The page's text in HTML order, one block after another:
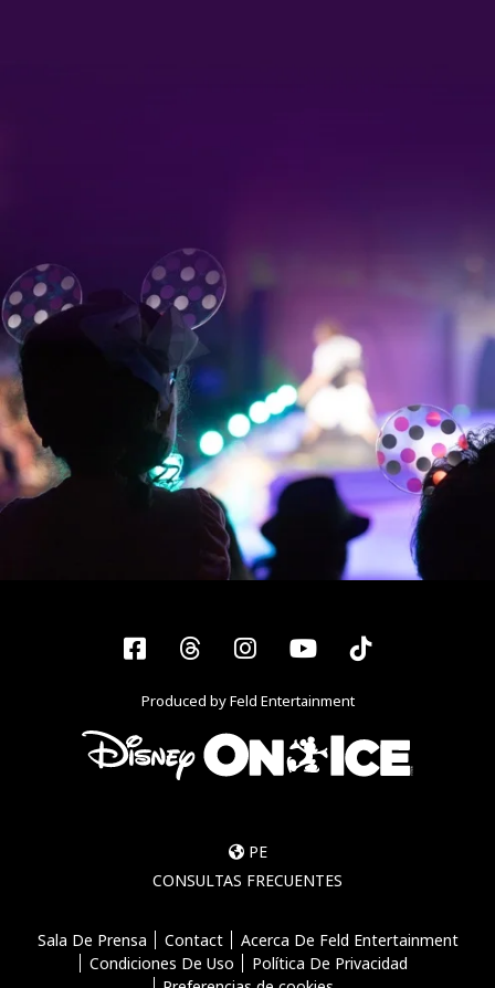
Facebook
ThreadsInstagram
YouTubeTiktok
Produced by Feld Entertainment
PE
CONSULTAS FRECUENTES
Sala De Prensa Contact
Acerca De Feld Entertainment
Condiciones De Uso
Política De Privacidad